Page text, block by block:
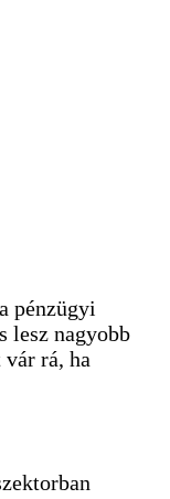
pénzügyi
lesz nagyobb
rá, ha